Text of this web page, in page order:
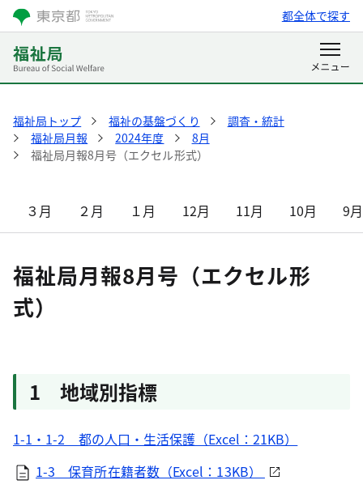
都全体で探す
福祉局トップ 福祉の基盤づくり
調査・統計
福祉局月報
2024年度
8月
福祉局月報8月号（エクセル形式）
３月 ２月 １月 12月 11月 10月 9月
福祉局月報8月号（エクセル形
式）
1 地域別指標
1-1・1-2 都の人口・生活保護（Excel：21KB）
1-3 保育所在籍者数（Excel：13KB）